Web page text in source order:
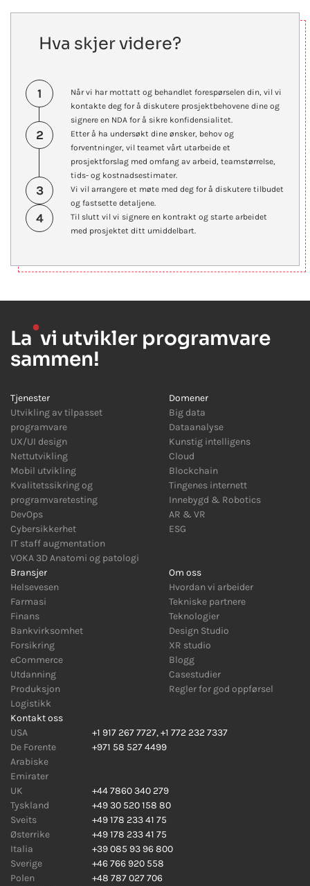
Hva skjer videre?
1
Når vi har mottatt og behandlet forespørselen din, vil vi
kontakte deg for å diskutere prosjektbehovene dine og
signere en NDA for å sikre konfidensialitet.
2
Etter å ha undersøkt dine ønsker, behov og
forventninger, vil teamet vårt utarbeide et
prosjektforslag med omfang av arbeid, teamstørrelse,
tids- og kostnadsestimater.
3
Vi vil arrangere et møte med deg for å diskutere tilbudet
og fastsette detaljene.
4
Til slutt vil vi signere en kontrakt og starte arbeidet
med prosjektet ditt umiddelbart.
La●vi utvikler programvare
sammen!
Tjenester
Utvikling av tilpasset
programvare
UX/UI design
Nettutvikling
Mobil utvikling
Kvalitetssikring og
programvaretesting
DevOps
Cybersikkerhet
IT staff augmentation
VOKA 3D Anatomi og patologi
Domener
Big data
Dataanalyse
Kunstig intelligens
Cloud
Blockchain
Tingenes internett
Innebygd & Robotics
AR & VR
ESG
Bransjer
Helsevesen
Farmasi
Finans
Bankvirksomhet
Forsikring
eCommerce
Utdanning
Produksjon
Logistikk
Om oss
Hvordan vi arbeider
Tekniske partnere
Teknologier
Design Studio
XR studio
Blogg
Casestudier
Regler for god oppførsel
Kontakt oss
USA
+1 917 267 7727,+1 772 232 7337
De Forente
Arabiske
Emirater
+971 58 527 4499
UK
+44 7860 340 279
Tyskland
+49 30 520 158 80
Sveits
+49 178 233 41 75
Østerrike
+49 178 233 41 75
Italia
+39 085 93 96 800
Sverige
+46 766 920 558
Polen
+48 787 027 706